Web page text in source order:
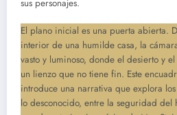
sus personajes.
El plano inicial es una puerta abierta.
interior de una humilde casa, la
vasto y luminoso, donde el desierto y
un lienzo que no tiene fin. Este
introduce una narrativa que explora
lo desconocido, entre la seguridad